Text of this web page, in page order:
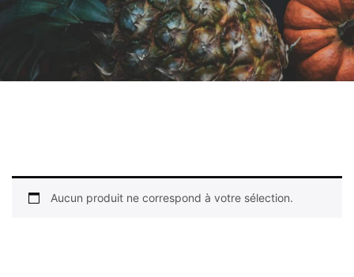
GET IN TOUCH
Aucun produit ne correspond à votre sélection.